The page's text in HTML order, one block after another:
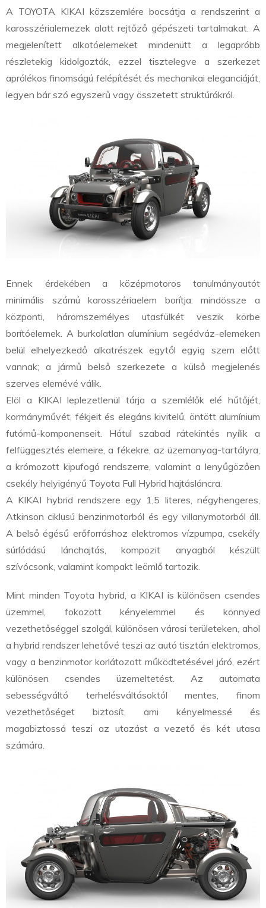
A TOYOTA KIKAI közszemlére bocsátja a rendszerint a
karosszérialemezek alatt rejtőző gépészeti tartalmakat. A
megjelenített alkotóelemeket mindenütt a legapróbb
részletekig kidolgozták, ezzel tisztelegve a szerkezet
aprólékos finomságú felépítését és mechanikai eleganciáját,
legyen bár szó egyszerű vagy összetett struktúrákról.
Ennek érdekében a középmotoros tanulmányautót
minimális számú karosszériaelem borítja: mindössze a
központi, háromszemélyes utasfülkét veszik körbe
borítóelemek. A burkolatlan alumínium segédváz-elemeken
belül elhelyezkedő alkatrészek egytől egyig szem előtt
vannak; a jármű belső szerkezete a külső megjelenés
szerves elemévé válik.
Elöl a KIKAI leplezetlenül tárja a szemlélők elé hűtőjét,
kormányművét, fékjeit és elegáns kivitelű, öntött alumínium
futómű-komponenseit. Hátul szabad rátekintés nyílik a
felfüggesztés elemeire, a fékekre, az üzemanyag-tartályra,
a krómozott kipufogó rendszerre, valamint a lenyűgözően
csekély helyigényű Toyota Full Hybrid hajtásláncra.
A KIKAI hybrid rendszere egy 1,5 literes, négyhengeres,
Atkinson ciklusú benzinmotorból és egy villanymotorból áll.
A belső égésű erőforráshoz elektromos vízpumpa, csekély
súrlódású lánchajtás, kompozit anyagból készült
szívócsonk, valamint kompakt leömlő tartozik.
Mint minden Toyota hybrid, a KIKAI is különösen csendes
üzemmel, fokozott kényelemmel és könnyed
vezethetőséggel szolgál, különösen városi területeken, ahol
a hybrid rendszer lehetővé teszi az autó tisztán elektromos,
vagy a benzinmotor korlátozott működtetésével járó, ezért
különösen csendes üzemeltetést. Az automata
sebességváltó terhelésváltásoktól mentes, finom
vezethetőséget biztosít, ami kényelmessé és
magabiztossá teszi az utazást a vezető és két utasa
számára.